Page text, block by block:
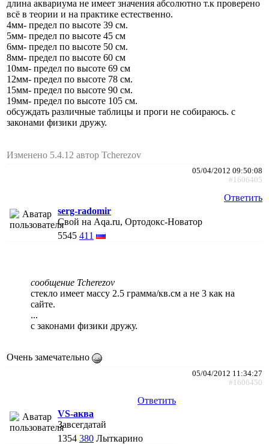
длина аквариума не имеет значения абсолютно т.к проверено
всё в теории и на практике естественно.
4мм- предел по высоте 39 см.
5мм- предел по высоте 45 см
6мм- предел по высоте 50 см.
8мм- предел по высоте 60 см
10мм- предел по высоте 69 см
12мм- предел по высоте 78 см.
15мм- предел по высоте 90 см.
19мм- предел по высоте 105 см.
обсуждать различные таблицы и проги не собираюсь. с
законами физики дружу.
Изменено 5.4.12 автор Tcherezov
05/04/2012 09:50:08
#1606405
Ответить
serg-radomir
Свой на Aqa.ru, Ортодокс-Новатор
5545 411
сообщение Tcherezov
стекло имеет массу 2.5 грамма/кв.см а не 3 как на
сайте.
...
с законами физики дружу.
Очень замечательно
05/04/2012 11:34:27
#1606450
Ответить
VS-аква
Завсегдатай
1354 380 Лыткарино